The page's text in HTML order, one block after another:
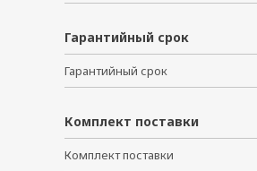
Гарантийный срок
Гарантийный срок
Комплект поставки
Комплект поставки